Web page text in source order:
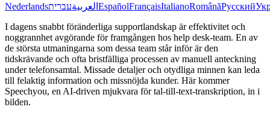
Nederlands
العربيةעברית EspañolFrançaisItalianoRomânăРусский
I dagens snabbt föränderliga supportlandskap är effektivitet och
noggrannhet avgörande för framgången hos help desk-team. En av
de största utmaningarna som dessa team står inför är den
tidskrävande och ofta bristfälliga processen av manuell anteckning
under telefonsamtal. Missade detaljer och otydliga minnen kan leda
till felaktig information och missnöjda kunder. Här kommer
Speechyou, en AI-driven mjukvara för tal-till-text-transkription, in i
bilden.